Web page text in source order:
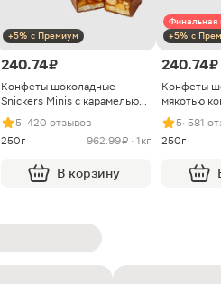
+5% с Премиум
240.74 ₽
Конфеты шоколадные
Snickers Minis с карамелью
арахисом и нугой
5· 420 отзывов
250г
962.99 ₽ · 1кг
В корзину
Финальная
+5% с
240.74 ₽
Конфеты
мякотью
5· 581
250г